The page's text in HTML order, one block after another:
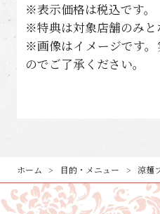
※表示価格は税込です。
※特典は対象店舗のみと
※画像はイメージです
のでご了承ください。
ホーム 目的・メニュー 涼麺